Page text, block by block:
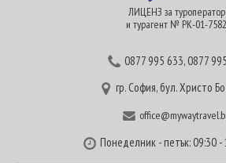
ЛИЦЕНЗ за туроператор
и турагент № РК-01-7582
0877 995 633,0877
гр. София, бул. Христо
Понеделник - петък: 09:30 -